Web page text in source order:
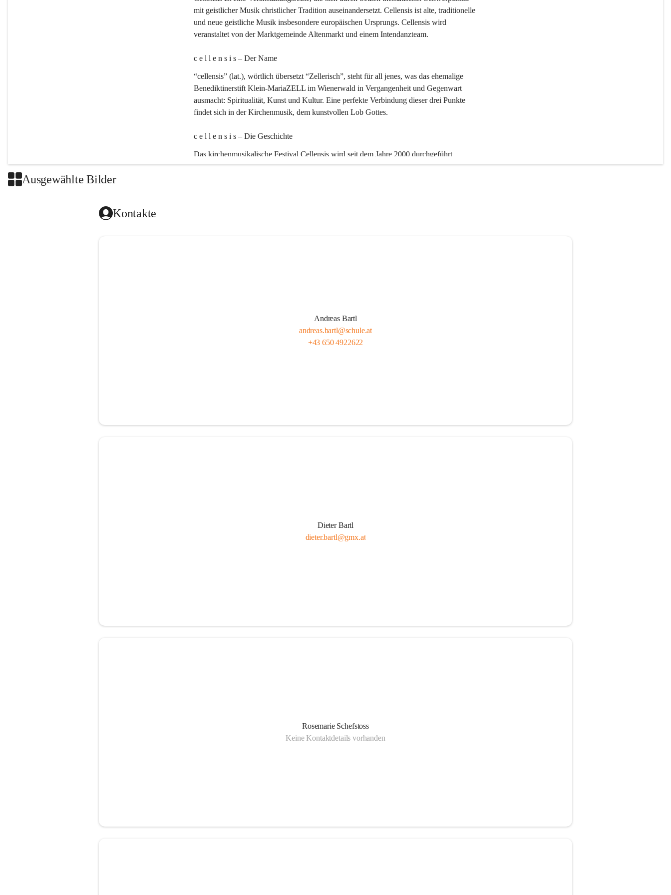
mit geistlicher Musik christlicher Tradition auseinandersetzt. Cellensis ist alte, traditionelle
und neue geistliche Musik insbesondere europäischen Ursprungs. Cellensis wird
veranstaltet von der Marktgemeinde Altenmarkt und einem Intendanzteam.
c e l l e n s i s – Der Name
“cellensis” (lat.), wörtlich übersetzt “Zellerisch”, steht für all jenes, was das ehemalige
Benediktinerstift Klein-MariaZELL im Wienerwald in Vergangenheit und Gegenwart
ausmacht: Spiritualität, Kunst und Kultur. Eine perfekte Verbindung dieser drei Punkte
findet sich in der Kirchenmusik, dem kunstvollen Lob Gottes.
c e l l e n s i s – Die Geschichte
Das kirchenmusikalische Festival Cellensis wird seit dem Jahre 2000 durchgeführt
Ausgewählte Bilder
Kontakte
Andreas Bartl
andreas.bartl@schule.at
+43 650 4922622
Dieter Bartl
dieter.bartl@gmx.at
Rosemarie Schefstoss
Keine Kontaktdetails vorhanden